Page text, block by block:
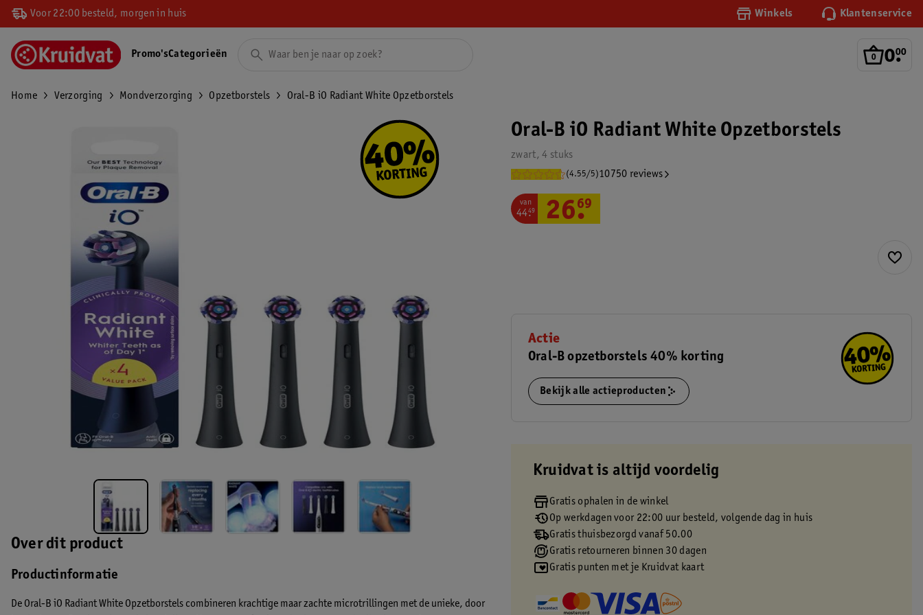
Voor 22:00 besteld, morgen in huis Winkels Klantenservice
0.
00
Promo'sCategorieën
Home Verzorging Mondverzorging Opzetborstels Oral-B iO Radiant White Opzetborstels
Over dit product
Productinformatie
De Oral-B iO Radiant White Opzetborstels combineren krachtige maar zachte microtrillingen met de unieke, door
Oral-B iO Radiant White Opzetborstels
zwart, 4 stuks
(4.55/5)10750 reviews
van
44.
49 26.
69
Actie
Oral-B opzetborstels 40% korting
Bekijk alle actieproducten
Kruidvat is altijd voordelig
Gratis ophalen in de winkel
Op werkdagen voor 22:00 uur besteld, volgende dag in huis
Gratis thuisbezorgd vanaf 50.00
Gratis retourneren binnen 30 dagen
Gratis punten met je Kruidvat kaart